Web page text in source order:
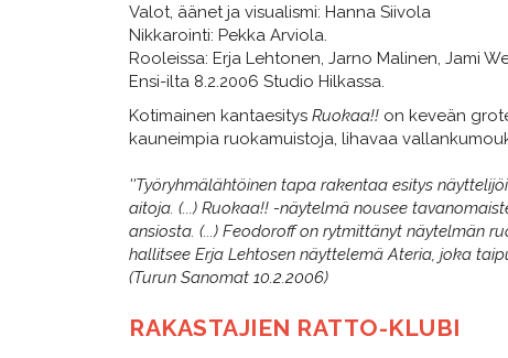
Valot, äänet ja visualismi: Hanna Siivola
Nikkarointi: Pekka Arviola.
Rooleissa: Erja Lehtonen, Jarno Malinen, Jami
Ensi-ilta 8.2.2006 Studio Hilkassa.
Kotimainen kantaesitys Ruokaa!! on keveän
kauneimpia ruokamuistoja, lihavaa
''Työryhmälähtöinen tapa rakentaa esitys
aitoja. (...) Ruokaa!! -näytelmä nousee
ansiosta. (...) Feodoroff on rytmittänyt näytelmän
hallitsee Erja Lehtosen näyttelemä Ateria, joka
(Turun Sanomat 10.2.2006)
RAKASTAJIEN RATTO-KLUBI